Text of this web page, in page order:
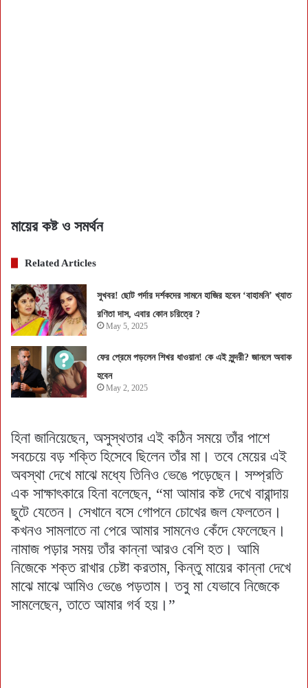
মায়ের কষ্ট ও সমর্থন
Related Articles
সুখবর! ছোট পর্দার দর্শকদের সামনে হাজির হবেন ‘বাহামনি’ খ্যাত
রণিতা দাস, এবার কোন চরিত্রে ?
May 5, 2025
ফের প্রেমে পড়লেন শিখর ধাওয়ান! কে এই সুন্দরী? জানলে অবাক
হবেন
May 2, 2025
হিনা জানিয়েছেন, অসুস্থতার এই কঠিন সময়ে তাঁর পাশে
সবচেয়ে বড় শক্তি হিসেবে ছিলেন তাঁর মা। তবে মেয়ের এই
অবস্থা দেখে মাঝে মধ্যে তিনিও ভেঙে পড়েছেন। সম্প্রতি
এক সাক্ষাৎকারে হিনা বলেছেন, “মা আমার কষ্ট দেখে বারান্দায়
ছুটে যেতেন। সেখানে বসে গোপনে চোখের জল ফেলতেন।
কখনও সামলাতে না পেরে আমার সামনেও কেঁদে ফেলেছেন।
নামাজ পড়ার সময় তাঁর কান্না আরও বেশি হত। আমি
নিজেকে শক্ত রাখার চেষ্টা করতাম, কিন্তু মায়ের কান্না দেখে
মাঝে মাঝে আমিও ভেঙে পড়তাম। তবু মা যেভাবে নিজেকে
সামলেছেন, তাতে আমার গর্ব হয়।”